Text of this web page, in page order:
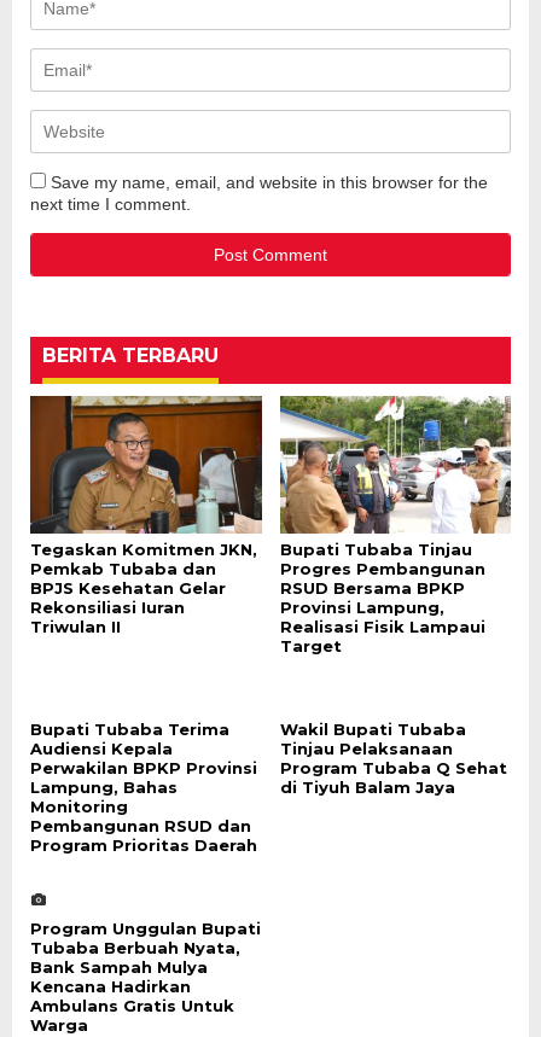
Save my name, email, and website in this browser for the
next time I comment.
BERITA TERBARU
Tegaskan Komitmen JKN,
Pemkab Tubaba dan
BPJS Kesehatan Gelar
Rekonsiliasi Iuran
Triwulan II
Bupati Tubaba Tinjau
Progres Pembangunan
RSUD Bersama BPKP
Provinsi Lampung,
Realisasi Fisik Lampaui
Target
Bupati Tubaba Terima
Audiensi Kepala
Perwakilan BPKP Provinsi
Lampung, Bahas
Monitoring
Pembangunan RSUD dan
Program Prioritas Daerah
Wakil Bupati Tubaba
Tinjau Pelaksanaan
Program Tubaba Q Sehat
di Tiyuh Balam Jaya
Program Unggulan Bupati
Tubaba Berbuah Nyata,
Bank Sampah Mulya
Kencana Hadirkan
Ambulans Gratis Untuk
Warga